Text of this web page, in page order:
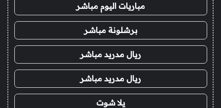
مباريات اليوم مباشر
برشلونة مباشر
ريال مدريد مباشر
ريال مدريد مباشر
يلا شوت